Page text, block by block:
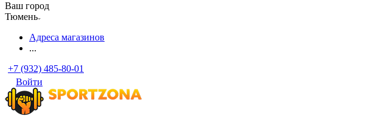
Ваш город
Тюмень
Адреса магазинов
...
+7 (932) 485-80-01
Войти